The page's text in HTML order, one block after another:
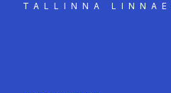
TALLINNA